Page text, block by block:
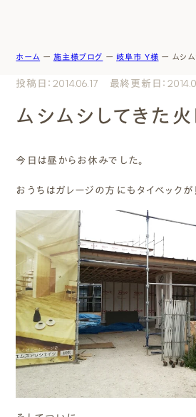
エムズのこと
0120-40-
まずは相談する[無料]
モデルハウスを見る
ファーストプランを試す
ホーム ー 施主様ブログ ー 岐阜市 Y様 ー ムシム
投稿日：2014.06.17 最終更新日：
ムシムシしてきた火
今日は昼からお休みでした。
おうちはガレージの方にもタイベック